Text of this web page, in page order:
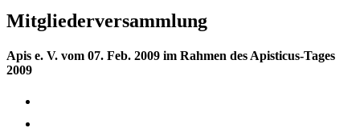
Mitgliederversammlung
Apis e. V. vom 07. Feb. 2009 im Rahmen des Apisticus-Tages
2009